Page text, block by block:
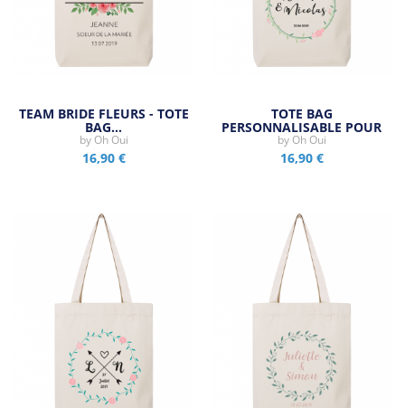
TEAM BRIDE FLEURS - TOTE
BAG…
by Oh Oui
16,90 €
TOTE BAG
PERSONNALISABLE POUR
MARIAGE -…
by Oh Oui
16,90 €